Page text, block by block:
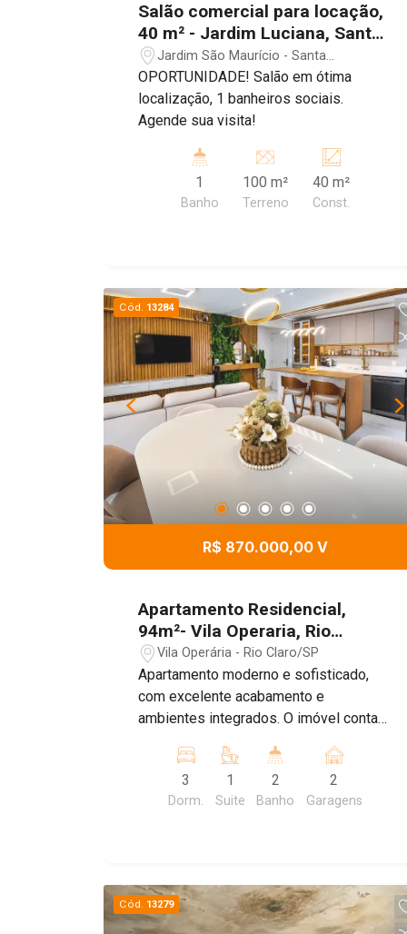
Salão comercial para locação,
40 m² - Jardim Luciana, Santa
Gertrudes/SP
Jardim São Maurício - Santa
Gertrudes/SP
OPORTUNIDADE! Salão em ótima
localização, 1 banheiros sociais.
Agende sua visita!
1
Banho
100 m²
Terreno
40 m²
Const.
Cód. 13284
R$ 870.000,00 V
Apartamento Residencial,
94m²- Vila Operaria, Rio
Claro/SP
Vila Operária - Rio Claro/SP
Apartamento moderno e sofisticado,
com excelente acabamento e
ambientes integrados. O imóvel conta
cozinha em conceito aberto,
proporcionando amplitude e
praticidade. Possui 3 dormitórios,
churrasqueira e fechamento em vidro.
Dispõe de ar-condicionado na sala, com
3
Dorm.
1
Suite
2
Banho
2
Garagens
Cód. 13279